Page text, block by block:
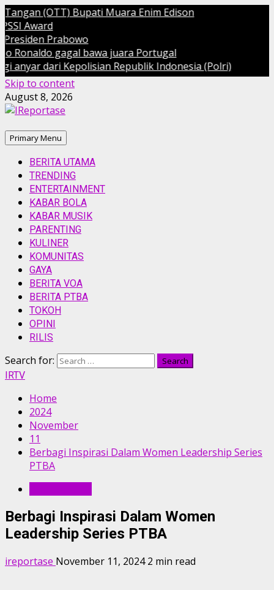
(OTT) Bupati Muara Enim Edison
Prabowo
gagal bawa juara Portugal
dari Kepolisian Republik Indonesia (Polri)
Skip to content
August 8, 2026
Primary Menu
BERITA UTAMA
TRENDING
ENTERTAINMENT
KABAR BOLA
KABAR MUSIK
PARENTING
KULINER
KOMUNITAS
GAYA
BERITA VOA
BERITA PTBA
TOKOH
OPINI
RILIS
Search for:
IRTV
Home
2024
November
11
Berbagi Inspirasi Dalam Women Leadership Series
PTBA
Berbagi Inspirasi Dalam Women
Leadership Series PTBA
ireportase November 11, 20242 min read